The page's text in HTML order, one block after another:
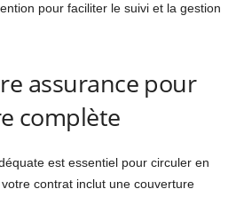
pour faciliter le suivi et la gestion
assurance pour
complète
est essentiel pour circuler en
contrat inclut une couverture